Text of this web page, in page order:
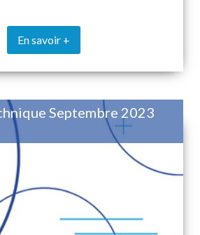
En savoir +
Septembre 2023